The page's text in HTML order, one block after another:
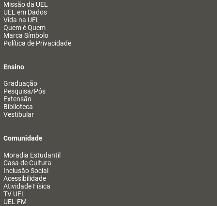
Missão da UEL
UEL em Dados
Vida na UEL
Quem é Quem
Marca Símbolo
Política de Privacidade
Ensino
Graduação
Pesquisa/Pós
Extensão
Biblioteca
Vestibular
Comunidade
Moradia Estudantil
Casa de Cultura
Inclusão Social
Acessibilidade
Atividade Física
TV UEL
UEL FM